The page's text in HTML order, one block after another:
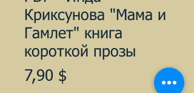
Криксунова "Мама и
Гамлет" книга
короткой прозы
7,90 $